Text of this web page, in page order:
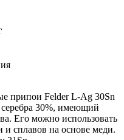
припои Felder L-Ag 30Sn
30%, имеющий
Его можно использовать
и сплавов на основе меди.